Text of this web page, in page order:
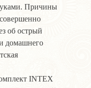
Причины
об острый
домашнего
INTEX